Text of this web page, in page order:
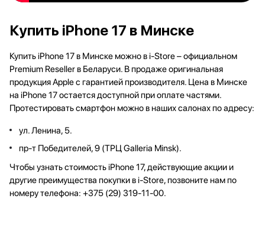
Купить iPhone 17 в Минске
Купить iPhone 17 в Минске можно в i-Store – официальном
Premium Reseller в Беларуси. В продаже оригинальная
продукция Apple с гарантией производителя. Цена в Минске
на iPhone 17 остается доступной при оплате частями.
Протестировать смартфон можно в наших салонах по адресу:
ул. Ленина, 5.
пр-т Победителей, 9 (ТРЦ Galleria Minsk).
Чтобы узнать стоимость iPhone 17, действующие акции и
другие преимущества покупки в i-Store, позвоните нам по
номеру телефона: +375 (29) 319-11-00.